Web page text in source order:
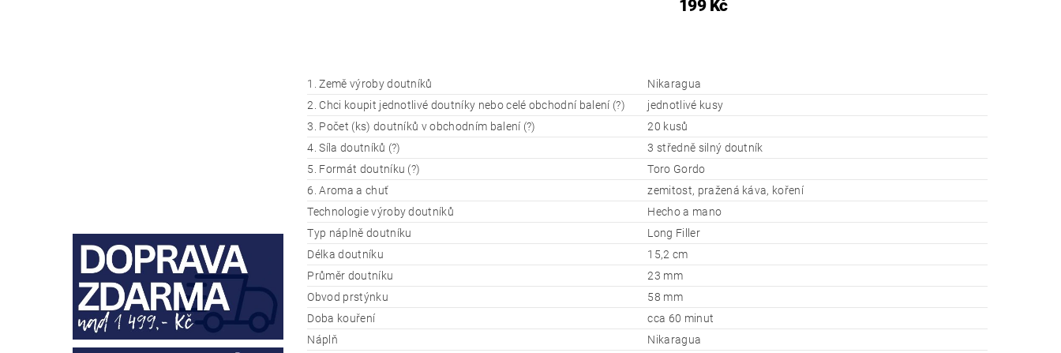
199 Kč
1. Země výroby doutníků
Nikaragua
2. Chci koupit jednotlivé doutníky nebo celé obchodní balení (?)
jednotlivé kusy
3. Počet (ks) doutníků v obchodním balení (?)
20 kusů
4. Síla doutníků (?)
3 středně silný doutník
5. Formát doutníku (?)
Toro Gordo
6. Aroma a chuť
zemitost, pražená káva, koření
Technologie výroby doutníků
Hecho a mano
Typ náplně doutníku
Long Filler
Délka doutníku
15,2 cm
Průměr doutníku
23 mm
Obvod prstýnku
58 mm
Doba kouření
cca 60 minut
Náplň
Nikaragua